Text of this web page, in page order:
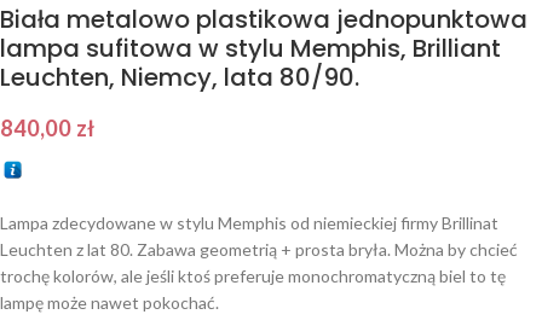
Biała metalowo plastikowa jednopunktowa
lampa sufitowa w stylu Memphis, Brilliant
Leuchten, Niemcy, lata 80/90.
840,00 zł
Lampa zdecydowane w stylu Memphis od niemieckiej firmy Brillinat
Leuchten z lat 80. Zabawa geometrią + prosta bryła. Można by chcieć
trochę kolorów, ale jeśli ktoś preferuje monochromatyczną biel to tę
lampę może nawet pokochać.